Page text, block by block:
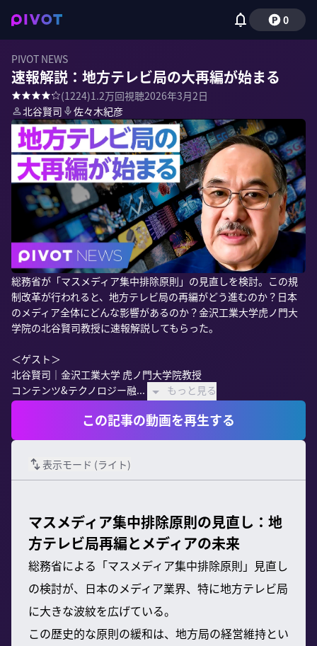
0
PIVOT NEWS
速報解説：地方テレビ局の大再編が始まる
(1224)1.2万回視聴2026年3月2日
北谷賢司
佐々木紀彦
総務省が「マスメディア集中排除原則」の見直しを検討。この規
制改革が行われると、地方テレビ局の再編がどう進むのか？日本
のメディア全体にどんな影響があるのか？金沢工業大学虎ノ門大
学院の北谷賢司教授に速報解説してもらった。
＜ゲスト＞
北谷賢司｜金沢工業大学 虎ノ門大学院教授
コンテンツ&テクノロジー融...
もっと見る
この記事の動画を再生する
表示モード (ライト)
マスメディア集中排除原則の見直し：地
方テレビ局再編とメディアの未来
総務省による「マスメディア集中排除原則」見直し
の検討が、日本のメディア業界、特に地方テレビ局
に大きな波紋を広げている。
この歴史的な原則の緩和は、地方局の経営維持とい